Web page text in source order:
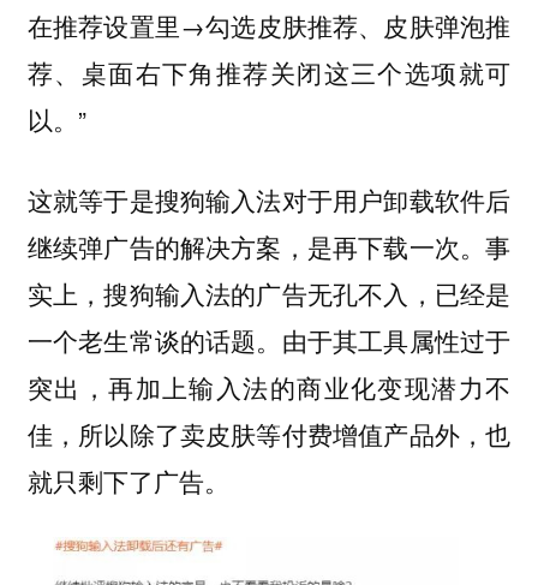
在推荐设置里→勾选皮肤推荐、皮肤弹泡推
荐、桌面右下角推荐关闭这三个选项就可
以。”
这就等于是搜狗输入法对于用户卸载软件后
继续弹广告的解决方案，是再下载一次。事
实上，搜狗输入法的广告无孔不入，已经是
一个老生常谈的话题。由于其工具属性过于
突出，再加上输入法的商业化变现潜力不
佳，所以除了卖皮肤等付费增值产品外，也
就只剩下了广告。